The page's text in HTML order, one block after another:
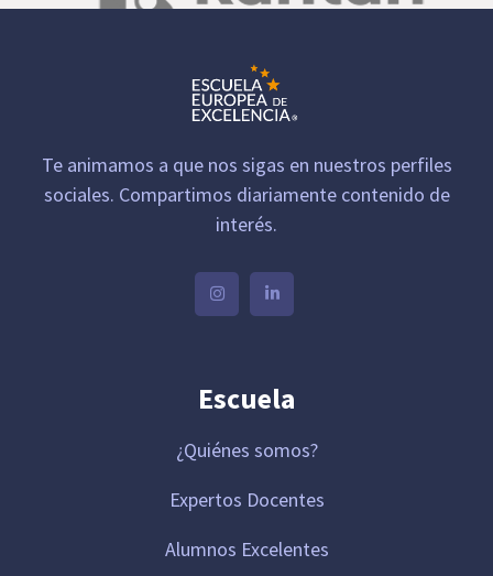
Te animamos a que nos sigas en nuestros perfiles
sociales. Compartimos diariamente contenido de
interés.
Escuela
¿Quiénes somos?
Expertos Docentes
Alumnos Excelentes